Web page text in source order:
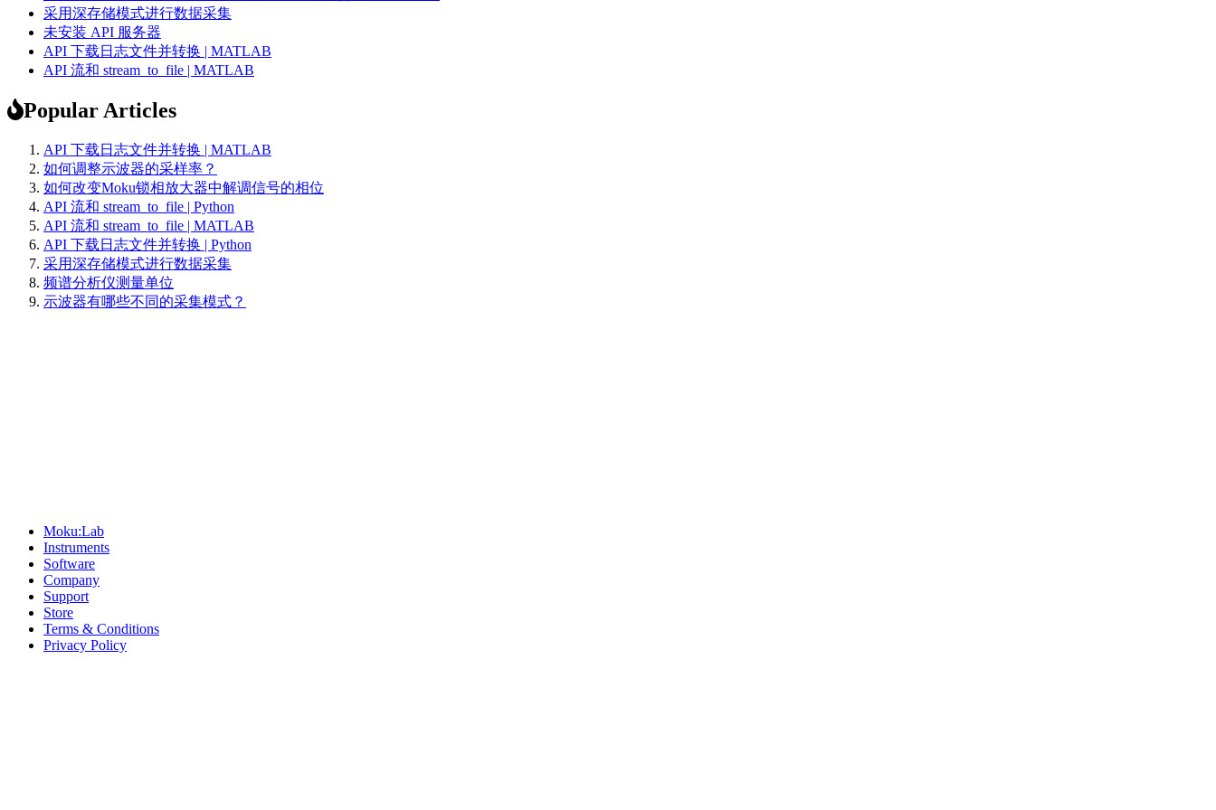
采用深存储模式进行数据采集
未安装 API 服务器
API 下载日志文件并转换 | MATLAB
API 流和 stream_to_file | MATLAB
Popular Articles
API 下载日志文件并转换 | MATLAB
如何调整示波器的采样率？
如何改变Moku锁相放大器中解调信号的相位
API 流和 stream_to_file | Python
API 流和 stream_to_file | MATLAB
API 下载日志文件并转换 | Python
采用深存储模式进行数据采集
频谱分析仪测量单位
示波器有哪些不同的采集模式？
Moku:Lab
Instruments
Software
Company
Support
Store
Terms & Conditions
Privacy Policy